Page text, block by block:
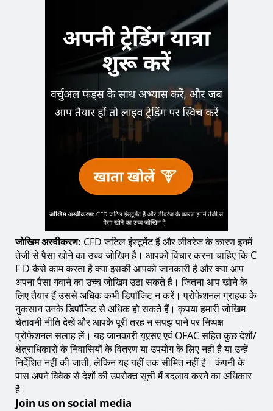
जोखिम अस्वीकरण: CFD जटिल इंस्‍टूमेंट हैं और लीवरेज के कारण इनमें
तेजी से पैसा खोने का उच्च जोखिम है। आपको विचार करना चाहिए कि C
F D कैसे काम करता है क्‍या इसकी आपको जानकारी है और क्या आप
अपना पैसा गंवाने का उच्च जोखिम उठा सकते हैं। जितना आप खोने के
लिए तैयार हैं उससे अधिक कभी डिपॉजिट न करें। प्रोफेशनल ग्राहक के
नुकसान उनके डिपॉजिट से अधिक हो सकते हैं। कृपया हमारी जोखिम
चेतावनी नीति देखें और आपके पूरी तरह न सपझ पाने पर निष्‍पक्ष
प्रोफेशनल सलाह लें। यह जानकारी यूएसए एवं OFAC सहित कुछ देशों/
क्षेत्राधिकारों के निवासियों के वितरण या उपयोग के लिए नहीं है या उन्‍हें
निर्देशित नहीं की जाती, लेकिन यह यहीं तक सीमित नहीं है। कंपनी के
पास अपने विवेक से देशों की उपरोक्त सूची में बदलाव करने का अधिकार
है।
Join us on social media